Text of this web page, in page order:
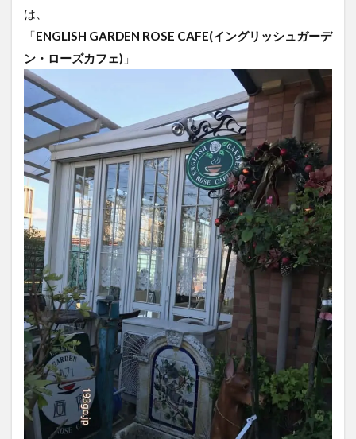
は、
「ENGLISH GARDEN ROSE CAFE(イングリッシュガーデ
ン・ローズカフェ) 」